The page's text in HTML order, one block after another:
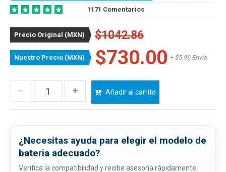
1171 Comentarios
Precio Original (MXN) $1042.86
Nuestro Precio (MXN) $730.00 + $5.99 Envío
Añadir al carrito
¿Necesitas ayuda para elegir el modelo de
bateria adecuado?
Verifica la compatibilidad y recibe asesoría rápidamente.